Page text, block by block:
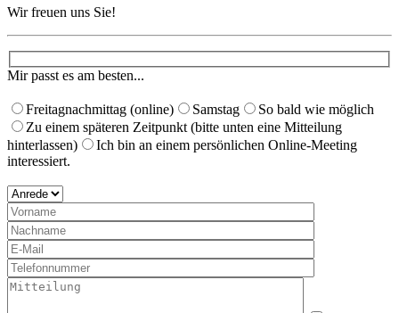
Wir freuen uns Sie!
Mir passt es am besten...
Freitagnachmittag (online) Samstag
So bald wie möglich
Zu einem späteren Zeitpunkt (bitte unten eine Mitteilung
hinterlassen)
Ich bin an einem persönlichen Online-Meeting
interessiert.